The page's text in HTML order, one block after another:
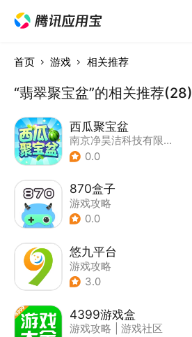
首页 游戏 相关推荐
“翡翠聚宝盆”的相关推荐(28)
西瓜聚宝盆
南京净昊洁科技有限公司
0.0
870盒子
游戏攻略
0.0
悠九平台
游戏攻略
3.0
4399游戏盒
游戏攻略
游戏社区